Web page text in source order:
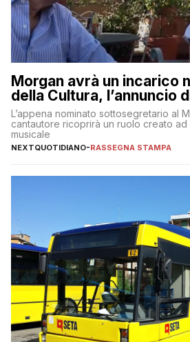
Morgan avrà un incarico
della Cultura, l’annuncio
L’appena nominato sottosegretario al
cantautore ricoprirà un ruolo creato
musicale
NEXTQUOTIDIANO-RASSEGNA STAMPA